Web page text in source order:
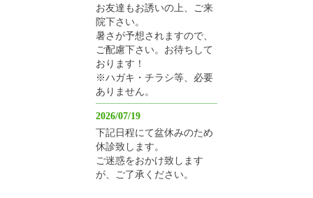
お友達もお誘いの上、ご来
院下さい。
暑さが予想されますので、
ご配慮下さい。お待ちして
おります！
※ハガキ・チラシ等、必要
ありません。
2026/07/19
下記日程にて盆休みのため
休診致します。
ご迷惑をおかけ致します
が、ご了承ください。